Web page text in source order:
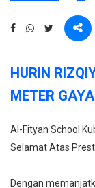
HURIN
METER
Al-Fityan School
Selamat Atas
Dengan